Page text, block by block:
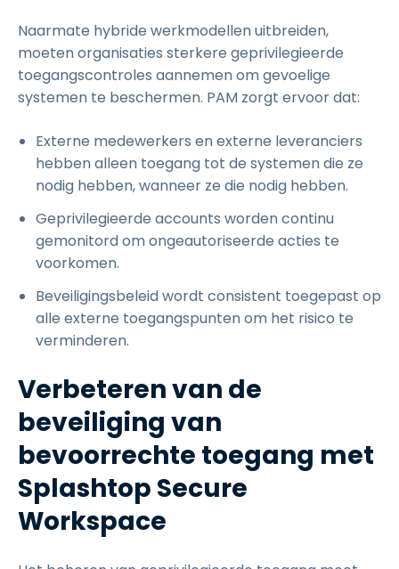
Naarmate hybride werkmodellen uitbreiden,
moeten organisaties sterkere geprivilegieerde
toegangscontroles aannemen om gevoelige
systemen te beschermen. PAM zorgt ervoor dat:
Externe medewerkers en externe leveranciers
hebben alleen toegang tot de systemen die ze
nodig hebben, wanneer ze die nodig hebben.
Geprivilegieerde accounts worden continu
gemonitord om ongeautoriseerde acties te
voorkomen.
Beveiligingsbeleid wordt consistent toegepast op
alle externe toegangspunten om het risico te
verminderen.
Verbeteren van de
beveiliging van
bevoorrechte toegang met
Splashtop Secure
Workspace